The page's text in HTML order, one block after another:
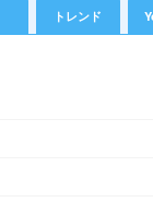
トレンド